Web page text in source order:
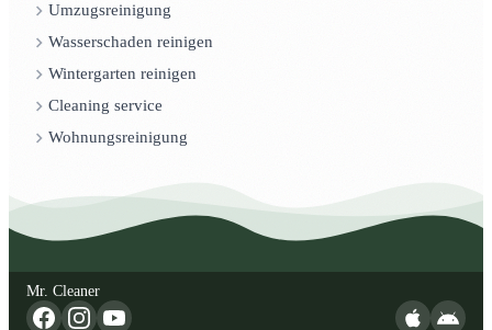
Umzugsreinigung
Wasserschaden reinigen
Wintergarten reinigen
Cleaning service
Wohnungsreinigung
Mr. Cleaner